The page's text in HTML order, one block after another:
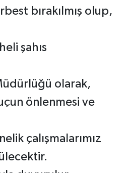
bırakılmış olup,
şahıs
olarak,
önlenmesi ve
çalışmalarımız